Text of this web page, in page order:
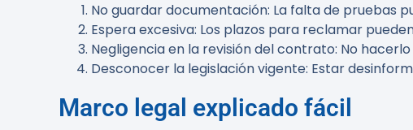
No guardar documentación: La falta de pruebas
Espera excesiva: Los plazos para reclamar
Negligencia en la revisión del contrato: No
Desconocer la legislación vigente: Estar
Marco legal explicado fácil